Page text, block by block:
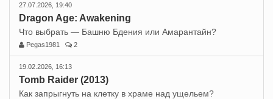
27.07.2026, 19:40
Dragon Age: Awakening
Что выбрать — Башню Бдения или Амарантайн?
Pegas1981 2
19.02.2026, 16:13
Tomb Raider (2013)
Как запрыгнуть на клетку в храме над ущельем?